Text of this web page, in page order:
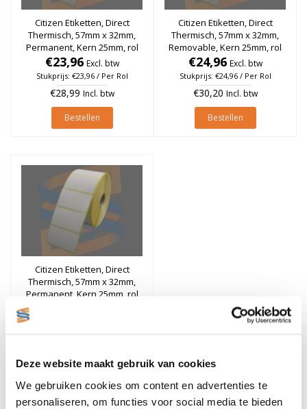
Deze website maakt gebruik van cookies
We gebruiken cookies om content en advertenties te
personaliseren, om functies voor social media te bieden
Citizen Etiketten, Direct
Thermisch, 57mm x 32mm,
Permanent, Kern 25mm, rol
à 2.100 stuks
€23,96 Excl. btw
Stukprijs: €23,96 / Per Rol
€28,99 Incl. btw
Bestellen
Citizen Etiketten, Direct
Thermisch, 57mm x 32mm,
Removable, Kern 25mm, rol
à 2.100 stuks
€24,96 Excl. btw
Stukprijs: €24,96 / Per Rol
€30,20 Incl. btw
Bestellen
Citizen Etiketten, Direct
Thermisch, 57mm x 32mm,
Permanent, Kern 25mm, rol
Bestellen